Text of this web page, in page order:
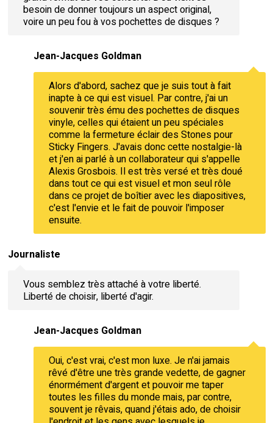
besoin de donner toujours un aspect original,
voire un peu fou à vos pochettes de disques ?
Jean-Jacques Goldman
Alors d'abord, sachez que je suis tout à fait
inapte à ce qui est visuel. Par contre, j'ai un
souvenir très ému des pochettes de disques
vinyle, celles qui étaient un peu spéciales
comme la fermeture éclair des Stones pour
Sticky Fingers. J'avais donc cette nostalgie-là
et j'en ai parlé à un collaborateur qui s'appelle
Alexis Grosbois. Il est très versé et très doué
dans tout ce qui est visuel et mon seul rôle
dans ce projet de boîtier avec les diapositives,
c'est l'envie et le fait de pouvoir l'imposer
ensuite.
Journaliste
Vous semblez très attaché à votre liberté.
Liberté de choisir, liberté d'agir.
Jean-Jacques Goldman
Oui, c'est vrai, c'est mon luxe. Je n'ai jamais
rêvé d'être une très grande vedette, de gagner
énormément d'argent et pouvoir me taper
toutes les filles du monde mais, par contre,
souvent je rêvais, quand j'étais ado, de choisir